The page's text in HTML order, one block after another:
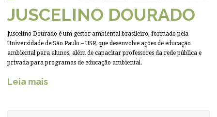
JUSCELINO DOURADO
Juscelino Dourado é um gestor ambiental brasileiro, formado pela
Universidade de São Paulo – USP, que desenvolve ações de educação
ambiental para alunos, além de capacitar professores da rede pública e
privada para programas de educação ambiental.
Leia mais